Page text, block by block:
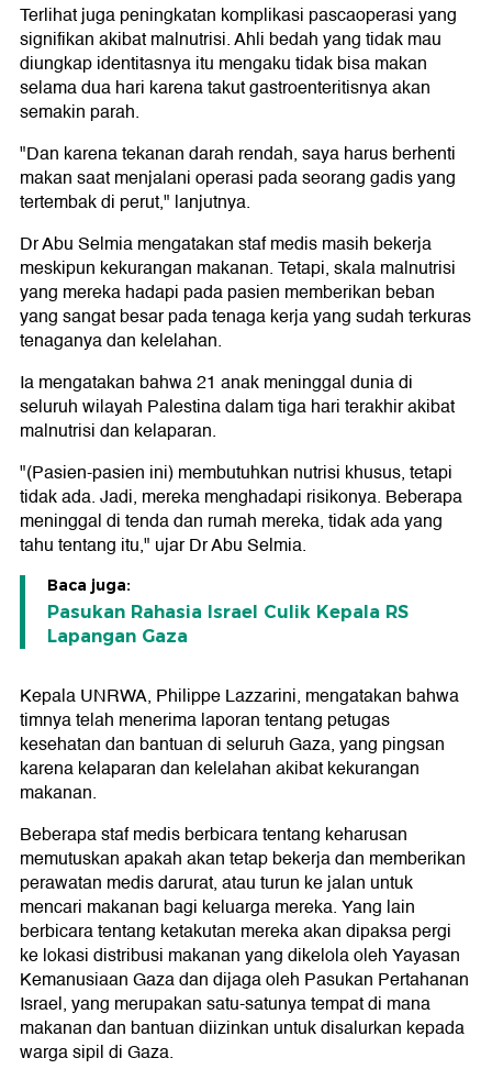
Terlihat juga peningkatan komplikasi pascaoperasi yang
signifikan akibat malnutrisi. Ahli bedah yang tidak mau
diungkap identitasnya itu mengaku tidak bisa makan
selama dua hari karena takut gastroenteritisnya akan
semakin parah.
"Dan karena tekanan darah rendah, saya harus berhenti
makan saat menjalani operasi pada seorang gadis yang
tertembak di perut," lanjutnya.
Dr Abu Selmia mengatakan staf medis masih bekerja
meskipun kekurangan makanan. Tetapi, skala malnutrisi
yang mereka hadapi pada pasien memberikan beban
yang sangat besar pada tenaga kerja yang sudah terkuras
tenaganya dan kelelahan.
Ia mengatakan bahwa 21 anak meninggal dunia di
seluruh wilayah Palestina dalam tiga hari terakhir akibat
malnutrisi dan kelaparan.
"(Pasien-pasien ini) membutuhkan nutrisi khusus, tetapi
tidak ada. Jadi, mereka menghadapi risikonya. Beberapa
meninggal di tenda dan rumah mereka, tidak ada yang
tahu tentang itu," ujar Dr Abu Selmia.
Baca juga:
Pasukan Rahasia Israel Culik Kepala RS
Lapangan Gaza
Kepala UNRWA, Philippe Lazzarini, mengatakan bahwa
timnya telah menerima laporan tentang petugas
kesehatan dan bantuan di seluruh Gaza, yang pingsan
karena kelaparan dan kelelahan akibat kekurangan
makanan.
Beberapa staf medis berbicara tentang keharusan
memutuskan apakah akan tetap bekerja dan memberikan
perawatan medis darurat, atau turun ke jalan untuk
mencari makanan bagi keluarga mereka. Yang lain
berbicara tentang ketakutan mereka akan dipaksa pergi
ke lokasi distribusi makanan yang dikelola oleh Yayasan
Kemanusiaan Gaza dan dijaga oleh Pasukan Pertahanan
Israel, yang merupakan satu-satunya tempat di mana
makanan dan bantuan diizinkan untuk disalurkan kepada
warga sipil di Gaza.